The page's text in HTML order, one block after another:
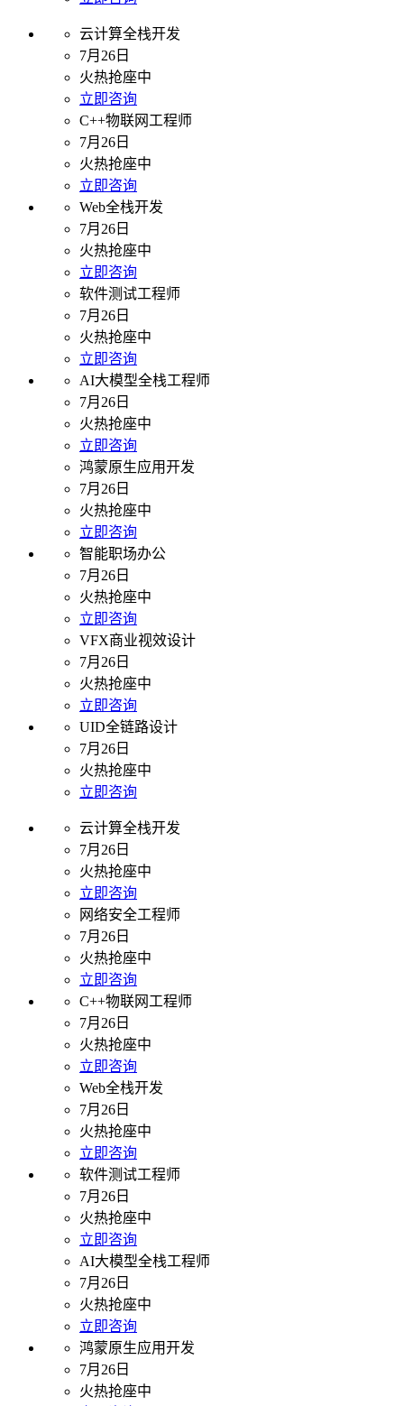
云计算全栈开发
7月26日
火热抢座中
立即咨询
C++物联网工程师
7月26日
火热抢座中
立即咨询
Web全栈开发
7月26日
火热抢座中
立即咨询
软件测试工程师
7月26日
火热抢座中
立即咨询
AI大模型全栈工程师
7月26日
火热抢座中
立即咨询
鸿蒙原生应用开发
7月26日
火热抢座中
立即咨询
智能职场办公
7月26日
火热抢座中
立即咨询
VFX商业视效设计
7月26日
火热抢座中
立即咨询
UID全链路设计
7月26日
火热抢座中
立即咨询
云计算全栈开发
7月26日
火热抢座中
立即咨询
网络安全工程师
7月26日
火热抢座中
立即咨询
C++物联网工程师
7月26日
火热抢座中
立即咨询
Web全栈开发
7月26日
火热抢座中
立即咨询
软件测试工程师
7月26日
火热抢座中
立即咨询
AI大模型全栈工程师
7月26日
火热抢座中
立即咨询
鸿蒙原生应用开发
7月26日
火热抢座中